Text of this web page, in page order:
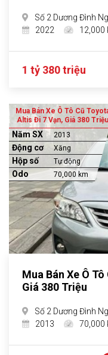
Số 2 Dương Đình
2022
12,000
1 tỷ 380 triệu
Mua Bán Xe Ô Tô Cũ
Altis Đi 7 Vạn, Giá 380 Triệu
Năm SX 2013
Động cơ Xăng
Hộp số Tự động
Odo 70,000 km
Mua Bán Xe Ô
Giá 380 Triệu
Số 2 Dương Đình
2013
70,000